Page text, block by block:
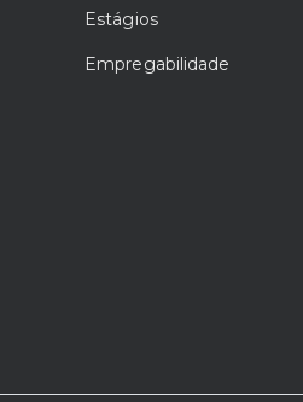
Estágios
Empregabilidade